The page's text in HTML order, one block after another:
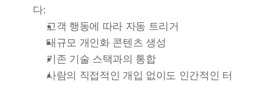
다:
고객 행동에 따라 자동 트리거
대규모 개인화 콘텐츠 생성
기존 기술 스택과의 통합
사람의 직접적인 개입 없이도 인간적인 터